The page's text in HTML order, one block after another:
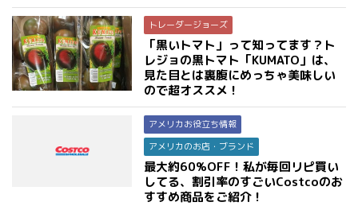
トレーダージョーズ
「黒いトマト」って知ってます？ト
レジョの黒トマト「KUMATO」は、
見た目とは裏腹にめっちゃ美味しい
ので超オススメ！
アメリカお役立ち情報
アメリカのお店・ブランド
最大約60%OFF！私が毎回リピ買い
してる、割引率のすごいCostcoのお
すすめ商品をご紹介！